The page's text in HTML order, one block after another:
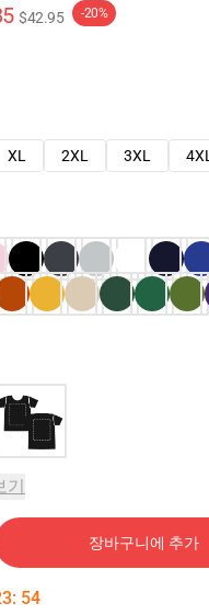
$42.95 -20%
XL 2XL 3XL
4XL
기
장바구니에 추가
: 54